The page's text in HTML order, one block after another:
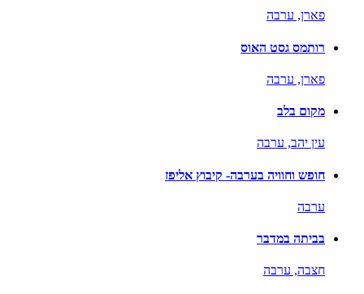
פארן, ערבה
רותמס גסט האוס
פארן, ערבה
מקום בלב
עין יהב, ערבה
חופש וחוויה בערבה- קיבוץ אליפז
ערבה
בביתה במדבר
חצבה, ערבה